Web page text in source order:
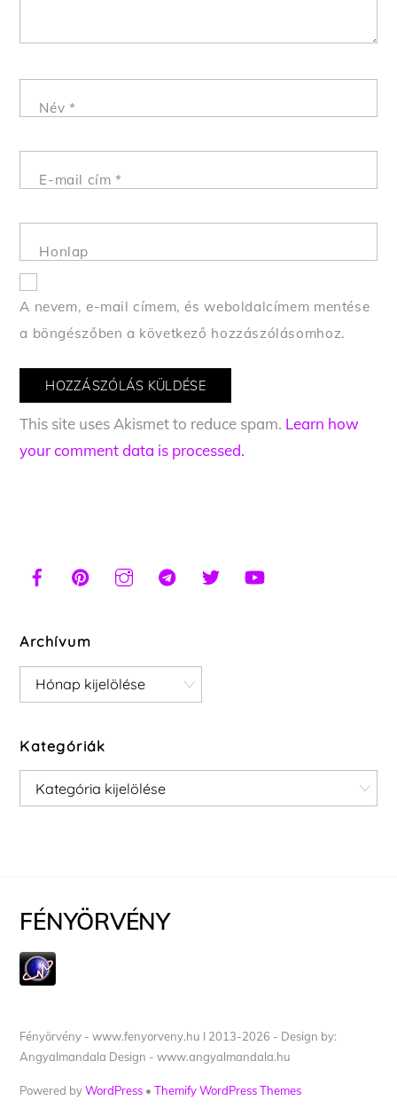
Név *
E-mail cím*
Honlap
A nevem, e-mail címem, és weboldalcímem mentése
a böngészőben a következő hozzászólásomhoz.
This site uses Akismet to reduce spam. Learn how
your comment data is processed.
Archívum
Archívum
Kategóriák
Kategóriák
FÉNYÖRVÉNY
Fényörvény - www.fenyorveny.hu I 2013-2026 - Design by:
Angyalmandala Design - www.angyalmandala.hu
Powered byWordPress •Themify WordPress Themes